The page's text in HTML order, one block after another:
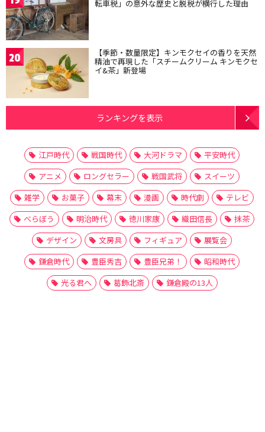
転車税」の意外な歴史と脱税が横行した理由
20 【季節・数量限定】キンモクセイの香りを天然
精油で再現した「スチームクリーム キンモクセ
イ&茶」新登場
ランキングを表示
江戸時代 戦国時代 大河ドラマ
平安時代
アニメ
ロングセラー 戦国武将
スイーツ
雑学
お菓子 幕末 漫画 時代劇
テレビ
べらぼう
明治時代 徳川家康 織田信長
抹茶
デザイン
文房具 フィギュア
展覧会
鎌倉時代
豊臣秀吉 豊臣兄弟！
昭和時代
光る君へ
葛飾北斎 鎌倉殿の13人